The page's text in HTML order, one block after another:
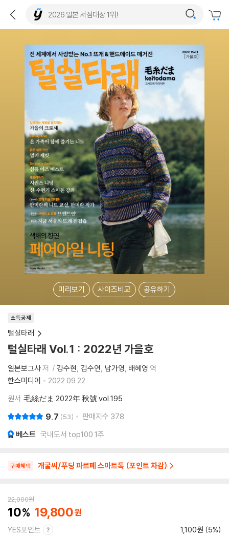
미리보기 사이즈비교 공유하기
소득공제
털실타래
털실타래 Vol.1 : 2022년 가을호
일본보그사저 강수현 김수연 남가영 배혜영 역
한스미디어
2022.09.22.
원서 毛絲だま 2022年 秋號 vol.195
9.7 53 판매지수 378
베스트 국내도서 top100 1주
구매혜택 개굴씨/푸딩 파르페 스마트톡 (포인트 차감)
22,000원
10 19,800
YES포인트 1,100원 (5%)